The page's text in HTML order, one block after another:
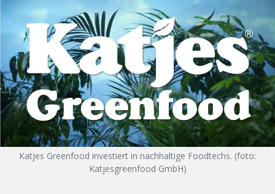
Katjes Greenfood investiert in nachhaltige Foodtechs. (foto:
Katjesgreenfood GmbH)